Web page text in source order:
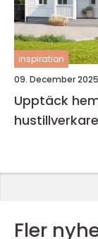
inspiration
09. December 2025
Upptäck
hustillverkare
Fler